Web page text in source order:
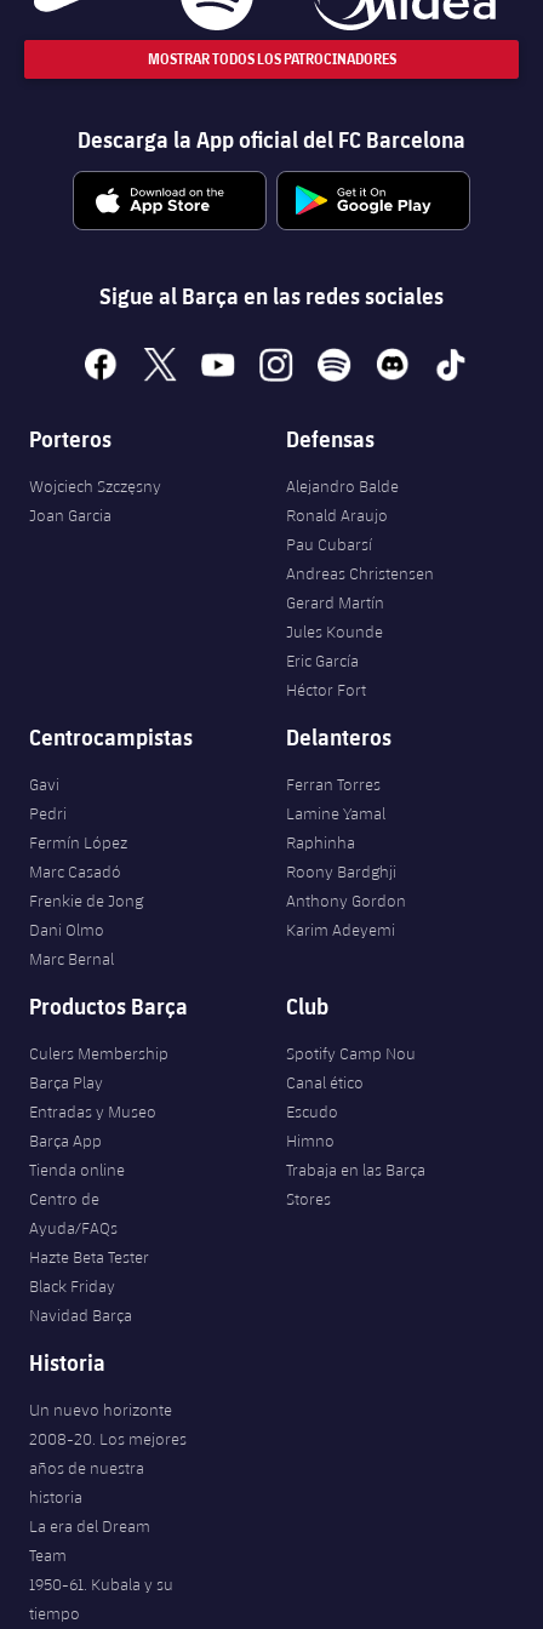
MOSTRAR TODOS LOS PATROCINADORES
Descarga la App oficial del FC Barcelona
Sigue al Barça en las redes sociales
facebook
x youtubeinstagramspotify discord tiktok
Porteros
Wojciech Szczęsny
Joan Garcia
Defensas
Alejandro Balde
Ronald Araujo
Pau Cubarsí
Andreas Christensen
Gerard Martín
Jules Kounde
Eric García
Héctor Fort
Centrocampistas
Gavi
Pedri
Fermín López
Marc Casadó
Frenkie de Jong
Dani Olmo
Marc Bernal
Delanteros
Ferran Torres
Lamine Yamal
Raphinha
Roony Bardghji
Anthony Gordon
Karim Adeyemi
Productos Barça
Culers Membership
Barça Play
Entradas y Museo
Barça App
Tienda online
Centro de
Ayuda/FAQs
Hazte Beta Tester
Black Friday
Navidad Barça
Club
Spotify Camp Nou
Canal ético
Escudo
Himno
Trabaja en las Barça
Stores
Historia
Un nuevo horizonte
2008-20. Los mejores
años de nuestra
historia
La era del Dream
Team
1950-61. Kubala y su
tiempo